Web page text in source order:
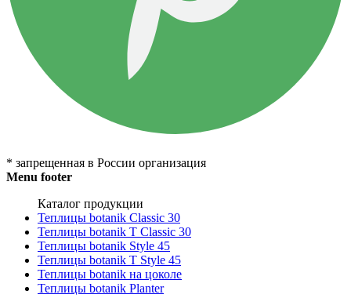
* запрещенная в России организация
Menu footer
Каталог продукции
Теплицы botanik Classic 30
Теплицы botanik T Classic 30
Теплицы botanik Style 45
Теплицы botanik Т Style 45
Теплицы botanik на цоколе
Теплицы botanik Planter